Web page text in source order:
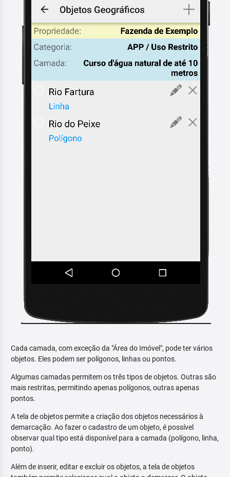
Cada camada, com exceção da "Área do Imóvel", pode ter vários
objetos. Eles podem ser polígonos, linhas ou pontos.
Algumas camadas permitem os três tipos de objetos. Outras são
mais restritas, permitindo apenas polígonos, outras apenas
pontos.
A tela de objetos permite a criação dos objetos necessários à
demarcação. Ao fazer o cadastro de um objeto, é possível
observar qual tipo está disponível para a camada (polígono, linha,
ponto).
Além de inserir, editar e excluir os objetos, a tela de objetos